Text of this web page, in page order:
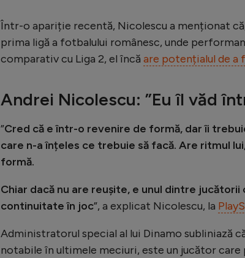
Într-o apariție recentă, Nicolescu a menționat
prima ligă a fotbalului românesc, unde
comparativ cu Liga 2, el încă are potențialul de a
Andrei Nicolescu: ”Eu îl văd
”Cred că e într-o revenire de formă, dar îi
care n-a înțeles ce trebuie să facă. Are ritmul
formă.
Chiar dacă nu are reușite, e unul dintre
continuitate în joc”, a explicat Nicolescu, la
Administratorul special al lui Dinamo subliniază
notabile în ultimele meciuri, este un jucător